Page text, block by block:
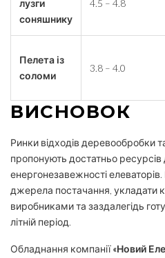
лузги
соняшнику
4.5 – 4.8
Пелета із
соломи
3.8 – 4.0
ВИСНОВОК
Ринки відходів деревообробки
пропонують достатньо ресурсів
енергонезавежності
джерела постачання, укладати
виробниками та заздалегідь
літній період.
Обладнання компанії«Новий